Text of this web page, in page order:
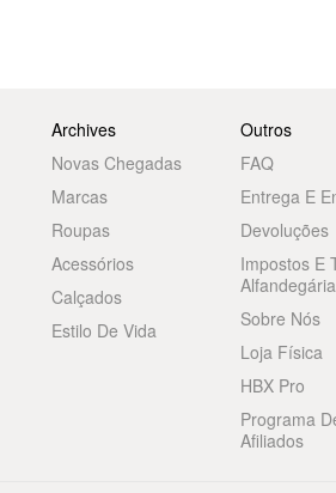
Archives
Novas Chegadas
Marcas
Roupas
Acessórios
Calçados
Estilo De Vida
Outros
FAQ
Entrega E
Devoluções
Impostos E
Sobre Nós
Loja Física
HBX Pro
Programa
Afiliados